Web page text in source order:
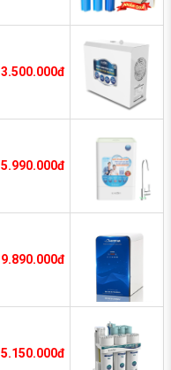
3.500.000đ
5.990.000đ
9.890.000đ
5.150.000đ